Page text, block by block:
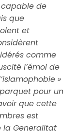
capable de
que
et
comme
l’émoi de
»
pour un
que cette
est
la Generalitat